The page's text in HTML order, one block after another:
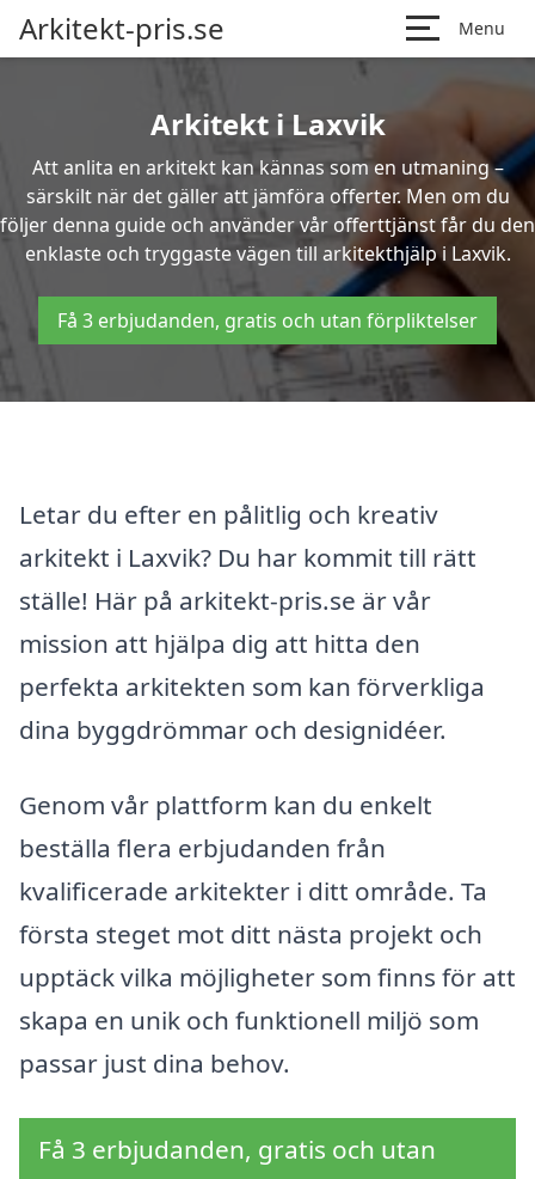
Arkitekt-pris.se Menu
Arkitekt i Laxvik
Att anlita en arkitekt kan kännas som en utmaning –
särskilt när det gäller att jämföra offerter. Men om du
följer denna guide och använder vår offerttjänst får du den
enklaste och tryggaste vägen till arkitekthjälp i Laxvik.
Få 3 erbjudanden, gratis och utan förpliktelser
Letar du efter en pålitlig och kreativ
arkitekt i Laxvik? Du har kommit till rätt
ställe! Här på arkitekt-pris.se är vår
mission att hjälpa dig att hitta den
perfekta arkitekten som kan förverkliga
dina byggdrömmar och designidéer.
Genom vår plattform kan du enkelt
beställa flera erbjudanden från
kvalificerade arkitekter i ditt område. Ta
första steget mot ditt nästa projekt och
upptäck vilka möjligheter som finns för att
skapa en unik och funktionell miljö som
passar just dina behov.
Få 3 erbjudanden, gratis och utan